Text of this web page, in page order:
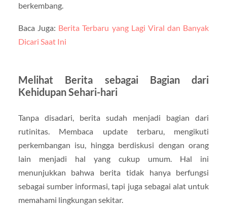
berkembang.
Baca Juga: Berita Terbaru yang Lagi Viral dan Banyak
Dicari Saat Ini
Melihat Berita sebagai Bagian dari
Kehidupan Sehari-hari
Tanpa disadari, berita sudah menjadi bagian dari
rutinitas. Membaca update terbaru, mengikuti
perkembangan isu, hingga berdiskusi dengan orang
lain menjadi hal yang cukup umum. Hal ini
menunjukkan bahwa berita tidak hanya berfungsi
sebagai sumber informasi, tapi juga sebagai alat untuk
memahami lingkungan sekitar.